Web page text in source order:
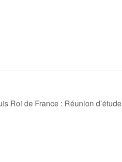
Roi de France : Réunion d’étude